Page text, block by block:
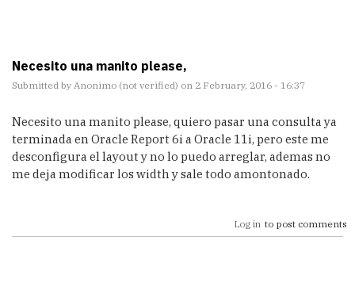
Necesito una manito please,
Submitted by Anonimo (not verified) on 2 February, 2016 - 16:37
Necesito una manito please, quiero pasar una consulta ya
terminada en Oracle Report 6i a Oracle 11i, pero este me
desconfigura el layout y no lo puedo arreglar, ademas no
me deja modificar los width y sale todo amontonado.
Log in to post comments